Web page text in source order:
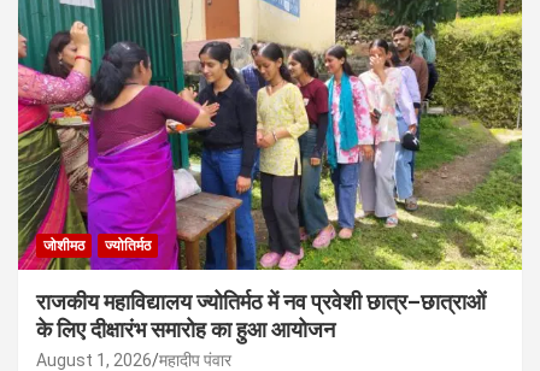
जोशीमठ ज्योतिर्मठ
राजकीय महाविद्यालय ज्योतिर्मठ में नव प्रवेशी छात्र–छात्राओं
के लिए दीक्षारंभ समारोह का हुआ आयोजन
August 1, 2026 महादीप पंवार